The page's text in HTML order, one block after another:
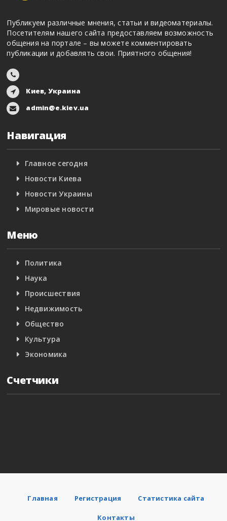
Публикуем различные мнения, статьи и видеоматериалы.
Посетителям нашего сайта предоставляем возможность
общения на портале – вы можете комментировать
публикации и добавлять свои. Приятного общения!
Киев, Украина
admin@e.kiev.ua
Навигация
Главное сегодня
Новости Киева
Новости Украины
Мировые новости
Меню
Политика
Наука
Происшествия
Недвижимость
Общество
Культура
Экономика
Счетчики
Главная Регистрация Статистика сайта
Контакты